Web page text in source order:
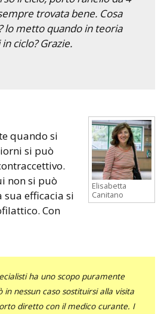
trovata bene. Cosa
lo metto quando in teoria
ciclo? Grazie.
Elisabetta
Canitano
quando si
si può
non si può
sua efficacia si
Con
ha uno scopo puramente
nessun caso sostituirsi alla visita
diretto con il medico curante. I